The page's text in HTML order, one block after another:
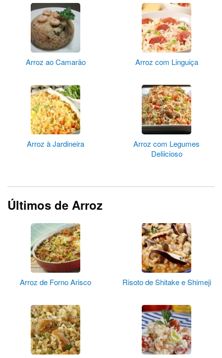
Arroz ao Camarão Arroz com Linguiça
Arroz à Jardineira
Arroz com Legumes
Deliicioso
Últimos de Arroz
Arroz de Forno Arisco Risoto de Shitake e Shimeji